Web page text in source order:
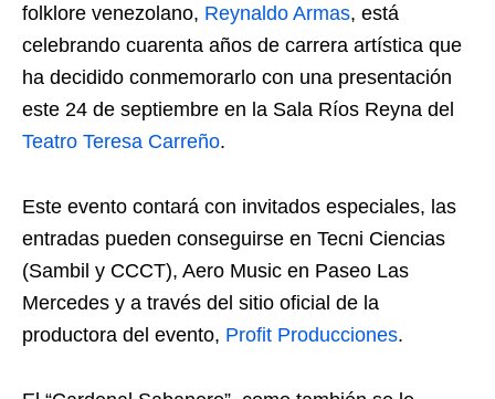
folklore venezolano, Reynaldo Armas, está
celebrando cuarenta años de carrera artística que
ha decidido conmemorarlo con una presentación
este 24 de septiembre en la Sala Ríos Reyna del
Teatro Teresa Carreño.
Este evento contará con invitados especiales, las
entradas pueden conseguirse en Tecni Ciencias
(Sambil y CCCT), Aero Music en Paseo Las
Mercedes y a través del sitio oficial de la
productora del evento, Profit Producciones.